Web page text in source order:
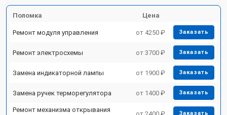
Поломка Цена
Ремонт модуля управления от 4250 ₽ Заказать
Ремонт электросхемы от 3700 ₽ Заказать
Замена индикаторной лампы от 1900 ₽ Заказать
Замена ручек терморегулятора от 1400 ₽ Заказать
Ремонт механизма открывания
от 2400 ₽ Заказать